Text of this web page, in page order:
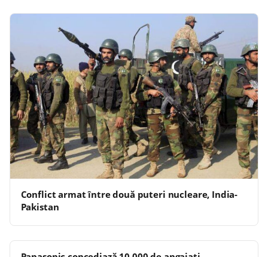
Conflict armat între două puteri nucleare, India-
Pakistan